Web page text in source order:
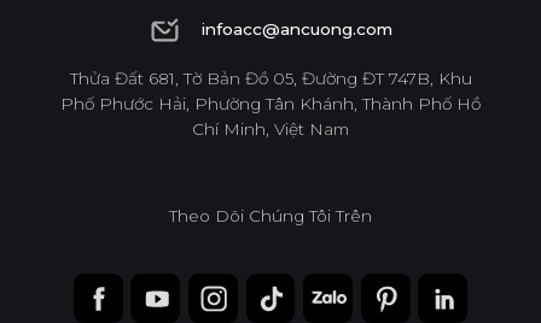
1900 6944
infoacc@ancuong.com
infoacc@ancuong.com
Thửa Đất 681, Tờ Bản Đồ 05, Đường ĐT 747B, Khu
Phố Phước Hải, Phường Tân Khánh, Thành Phố Hồ
Chí Minh, Việt Nam
Theo Dõi Chúng Tôi Trên